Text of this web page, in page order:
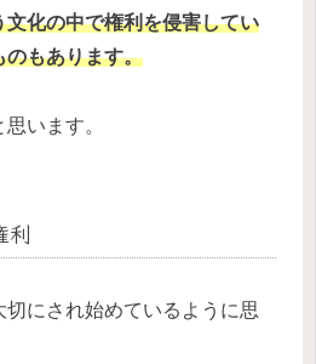
文化の中で権利を侵害してい
のもあります。
います。
利
切にされ始めているように思